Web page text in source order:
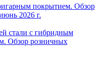
покрытием. Обзор
2026 г.
стали с гибридным
Обзор розничных